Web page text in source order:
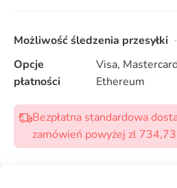
Możliwość śledzenia przesyłki
Opcje
płatności
Visa,
Ethereum
Bezpłatna standardowa
zamówień powyżej zl 734,73